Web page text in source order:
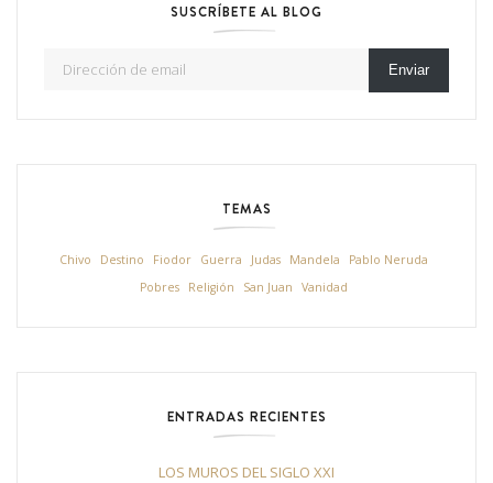
SUSCRÍBETE AL BLOG
Enviar
TEMAS
Chivo Destino Fiodor Guerra Judas Mandela
Pablo Neruda
Pobres
Religión San Juan Vanidad
ENTRADAS RECIENTES
LOS MUROS DEL SIGLO XXI